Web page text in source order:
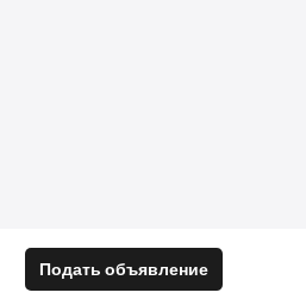
Подать объявление